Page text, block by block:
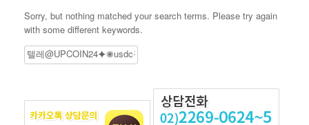
Sorry, but nothing matched your search terms. Please try again
with some different keywords.
Search